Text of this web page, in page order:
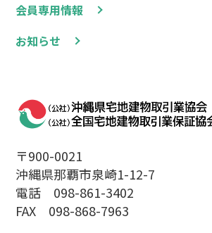
会員専用情報
お知らせ
〒900-0021
沖縄県那覇市泉崎1-12-7
電話 098-861-3402
FAX 098-868-7963